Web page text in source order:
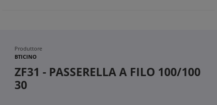
Produttore
BTICINO
ZF31 - PASSERELLA A FILO 100/100
30